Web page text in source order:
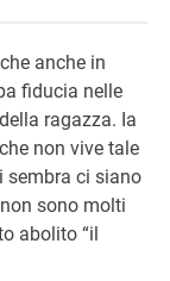
anche in
fiducia nelle
ragazza. Ia
non vive tale
sembra ci siano
sono molti
abolito “il